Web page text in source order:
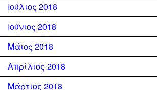
Ιούλιος 2018
Ιούνιος 2018
Μάιος 2018
Απρίλιος 2018
Μάρτιος 2018